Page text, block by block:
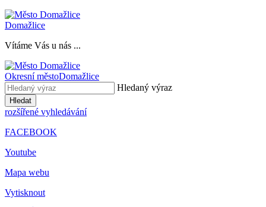
Domažlice
Vítáme Vás u nás ...
Okresní městoDomažlice
Hledaný výraz
Hledat
rozšířené vyhledávání
FACEBOOK
Youtube
Mapa webu
Vytisknout